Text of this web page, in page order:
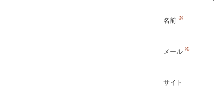
名前 ※
メール ※
サイト